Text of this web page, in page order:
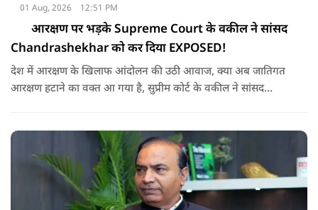
01 Aug, 2026 12:51 PM
आरक्षण पर भड़के Supreme Court के वकील ने सांसद
Chandrashekhar को कर दिया EXPOSED!
देश में आरक्षण के खिलाफ आंदोलन की उठी आवाज, क्या अब जातिगत
आरक्षण हटाने का वक्त आ गया है, सुप्रीम कोर्ट के वकील ने सांसद